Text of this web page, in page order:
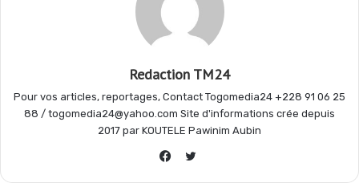
p
a
m
Redaction TM24
Pour vos articles, reportages, Contact Togomedia24 +228 91 06 25
88 / togomedia24@yahoo.com Site d'informations crée depuis
2017 par KOUTELE Pawinim Aubin
Twitter